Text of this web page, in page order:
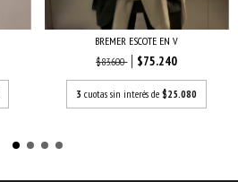
BREMER ESCOTE EN V
$83.600
$75.240
3 cuotas sin interés de$25.080